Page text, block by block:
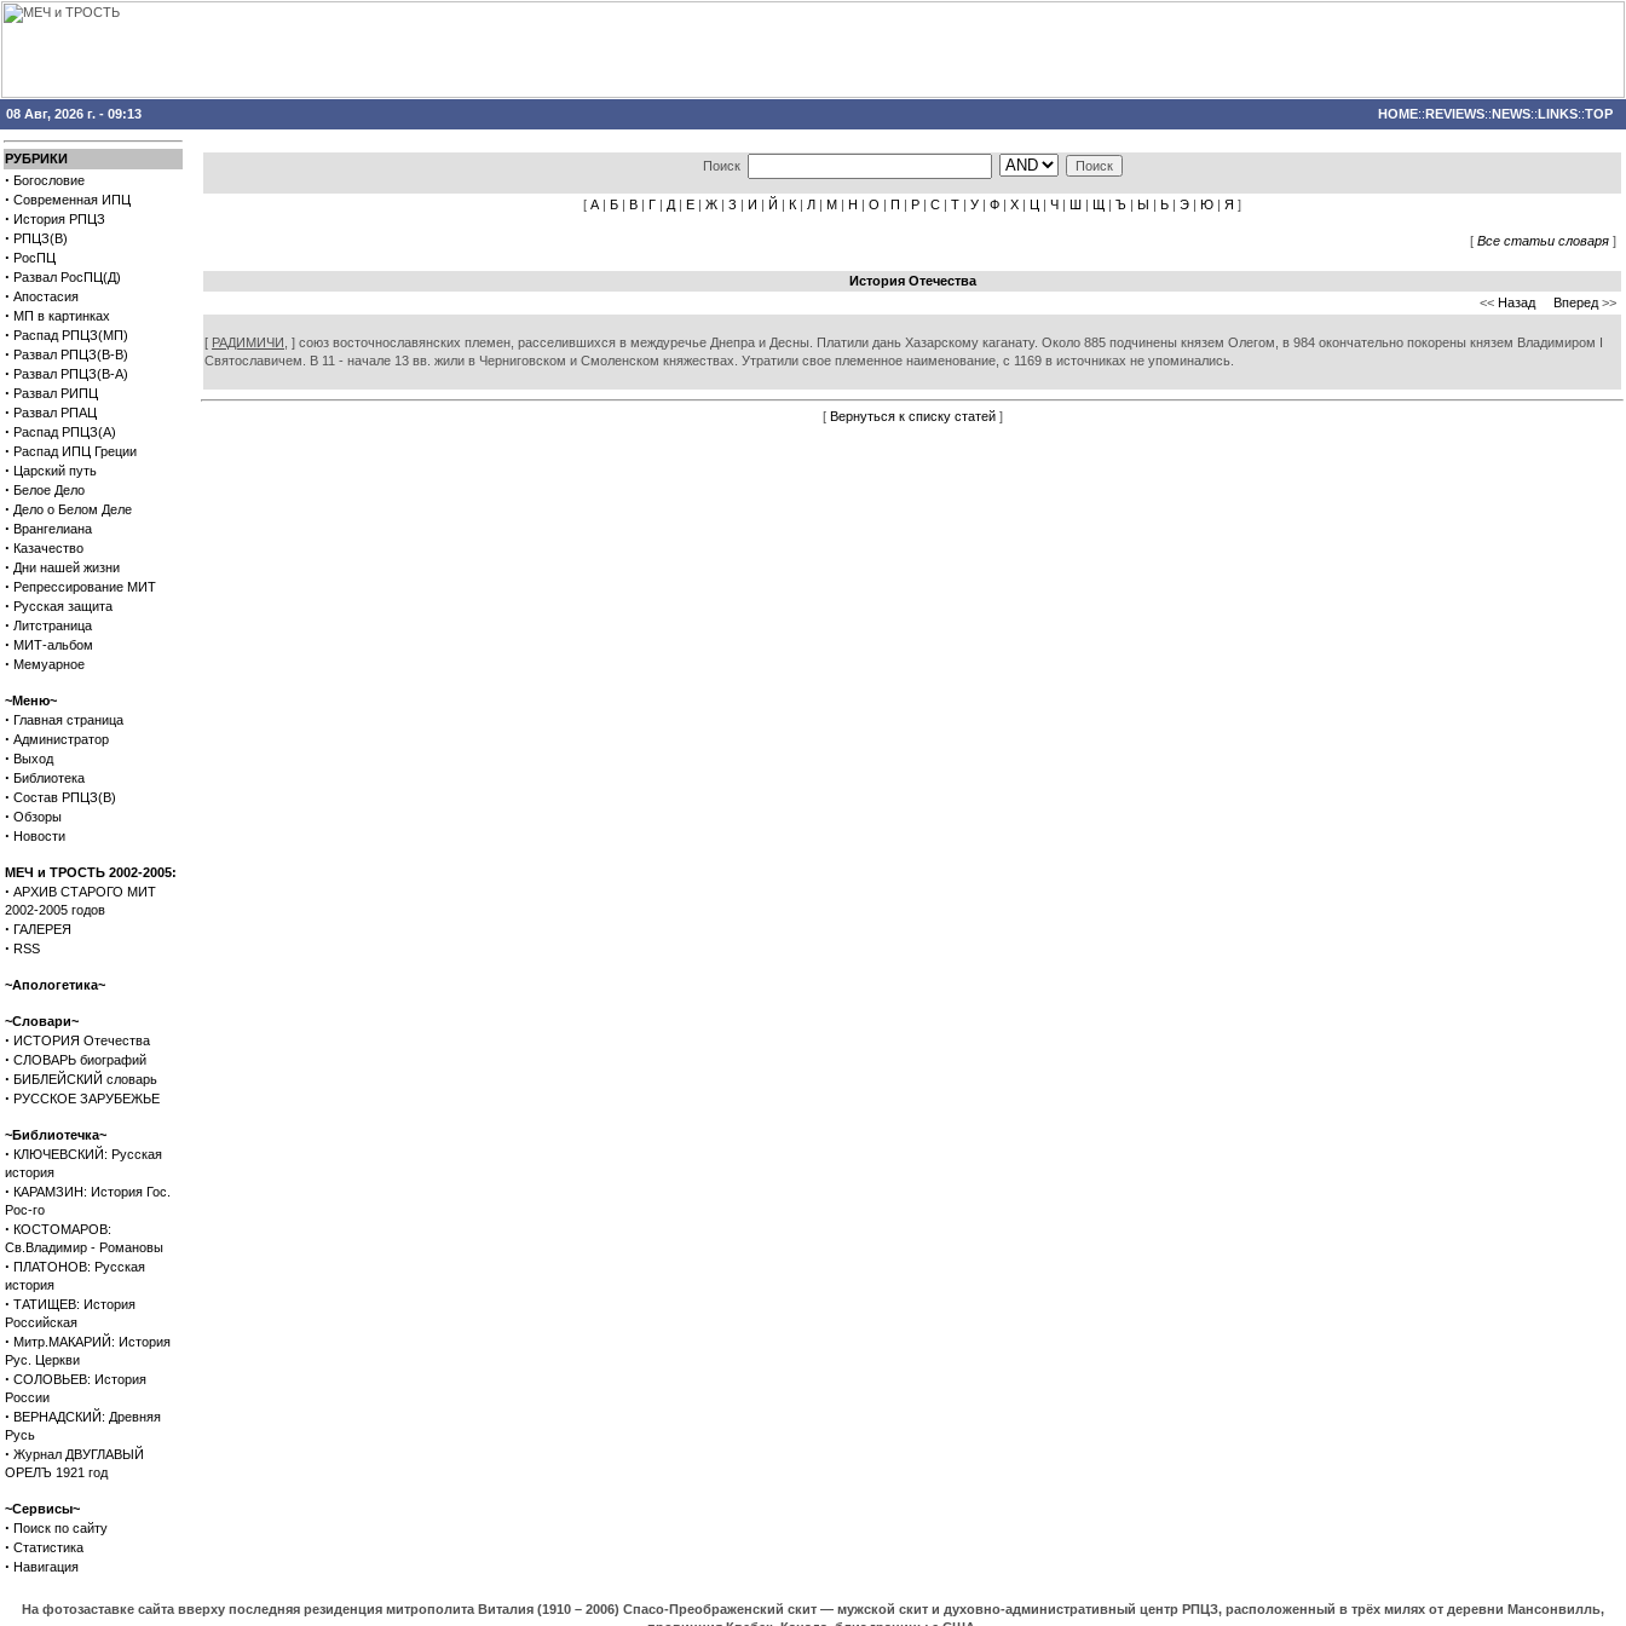
08 Авг, 2026 г. - 09:13 HOME::REVIEWS::NEWS::LINKS::TOP
РУБРИКИ
· Богословие
· Современная ИПЦ
· История РПЦЗ
· РПЦЗ(В)
· РосПЦ
· Развал РосПЦ(Д)
· Апостасия
· МП в картинках
· Распад РПЦЗ(МП)
· Развал РПЦЗ(В-В)
· Развал РПЦЗ(В-А)
· Развал РИПЦ
· Развал РПАЦ
· Распад РПЦЗ(А)
· Распад ИПЦ Греции
· Царский путь
· Белое Дело
· Дело о Белом Деле
· Врангелиана
· Казачество
· Дни нашей жизни
· Репрессирование МИТ
· Русская защита
· Литстраница
· МИТ-альбом
· Мемуарное
~Меню~
· Главная страница
· Администратор
· Выход
· Библиотека
· Состав РПЦЗ(В)
· Обзоры
· Новости
МЕЧ и ТРОСТЬ 2002-2005:
· АРХИВ СТАРОГО МИТ
2002-2005 годов
· ГАЛЕРЕЯ
· RSS
~Апологетика~
~Словари~
· ИСТОРИЯ Отечества
· СЛОВАРЬ биографий
· БИБЛЕЙСКИЙ словарь
· РУССКОЕ ЗАРУБЕЖЬЕ
~Библиотечка~
· КЛЮЧЕВСКИЙ: Русская
история
· КАРАМЗИН: История Гос.
Рос-го
· КОСТОМАРОВ:
Св.Владимир - Романовы
· ПЛАТОНОВ: Русская
история
· ТАТИЩЕВ: История
Российская
· Митр.МАКАРИЙ: История
Рус. Церкви
· СОЛОВЬЕВ: История
России
· ВЕРНАДСКИЙ: Древняя
Русь
· Журнал ДВУГЛАВЫЙ
ОРЕЛЪ 1921 год
~Сервисы~
· Поиск по сайту
· Статистика
· Навигация
Поиск
[ А | Б | В | Г | Д | Е | Ж | З | И | Й | К | Л | М | Н | О | П | Р | С | Т | У | Ф | Х | Ц | Ч | Ш | Щ | Ъ | Ы | Ь | Э | Ю | Я ]
[ Все статьи словаря ]
История Отечества
<< Назад Вперед >>
[ РАДИМИЧИ, ] союз восточнославянских племен, расселившихся в междуречье Днепра и Десны. Платили дань Хазарскому каганату. Около 885 подчинены князем Олегом, в 984 окончательно покорены князем Владимиром I
Святославичем. В 11 - начале 13 вв. жили в Черниговском и Смоленском княжествах. Утратили свое племенное наименование, с 1169 в источниках не упоминались.
[ Вернуться к списку статей]
На фотозаставке сайта вверху последняя резиденция митрополита Виталия (1910 – 2006) Спасо-Преображенский скит — мужской скит и духовно-административный центр РПЦЗ, расположенный в трёх милях от деревни Мансонвилль,